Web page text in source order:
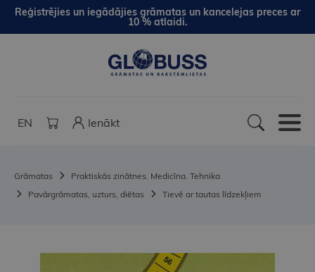
Reģistrējies un iegādājies grāmatas un kancelejas preces ar
10 % atlaidi.
EN Ienākt
Grāmatas
Praktiskās zinātnes. Medicīna. Tehnika
Pavārgrāmatas, uzturs, diētas
Tievē ar tautas līdzekļiem